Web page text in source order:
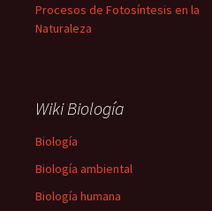
Procesos de Fotosíntesis en la
Naturaleza
Wiki Biología
Biología
Biología ambiental
Biología humana